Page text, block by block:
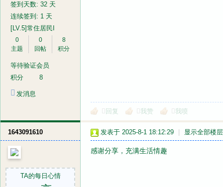
签到天数: 32 天
连续签到: 1 天
[LV.5]常住居民I
0
主题
0
回帖
8
积分
等待验证会员
积分
8
发消息
回复 我赞 我喷
1643091610
TA的每日心情
发表于 2025-8-1 18:12:29 显示全部楼层
感谢分享，充满生活情趣